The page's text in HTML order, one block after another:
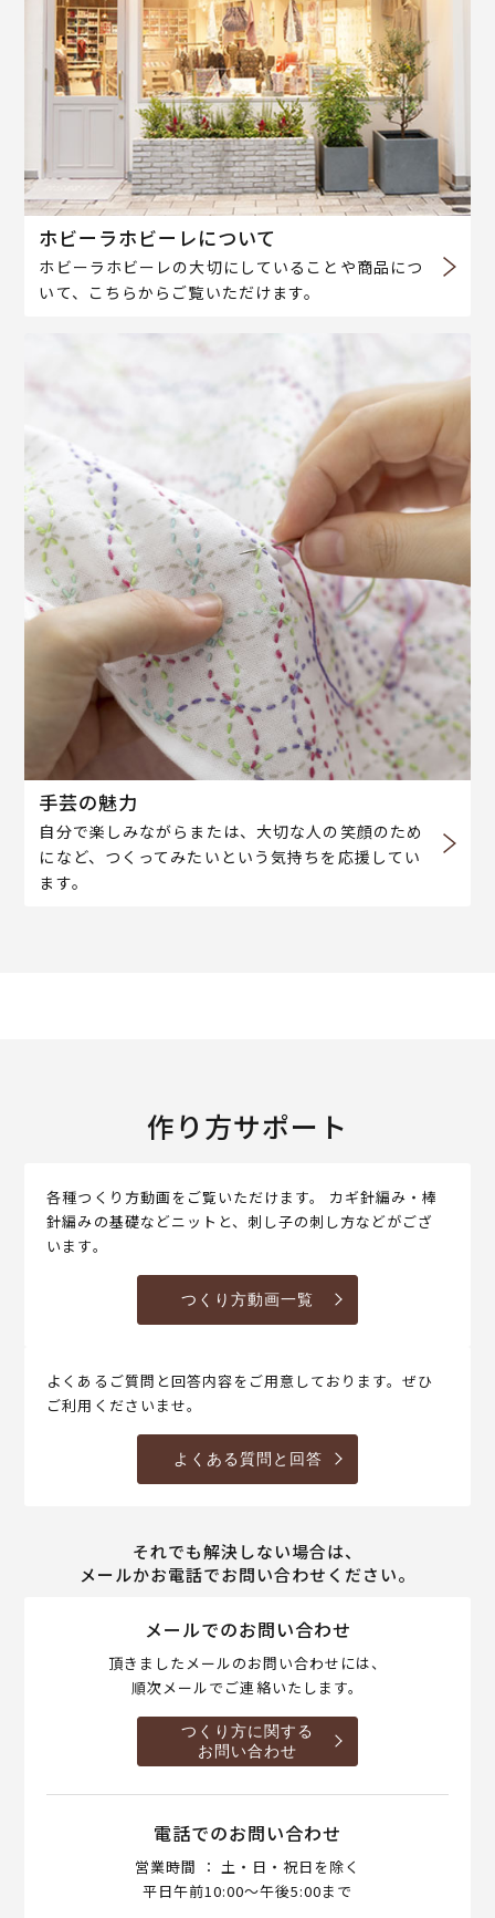
ホビーラホビーレについて
ホビーラホビーレの大切にしていることや商品につ
いて、こちらからご覧いただけます。
手芸の魅力
自分で楽しみながらまたは、大切な人の笑顔のため
になど、つくってみたいという気持ちを応援してい
ます。
作り方サポート
各種つくり方動画をご覧いただけます。 カギ針編み・棒
針編みの基礎などニットと、刺し子の刺し方などがござ
います。
つくり方動画一覧
よくあるご質問と回答内容をご用意しております。ぜひ
ご利用くださいませ。
よくある質問と回答
それでも解決しない場合は、
メールかお電話でお問い合わせください。
メールでのお問い合わせ
頂きましたメールのお問い合わせには、
順次メールでご連絡いたします。
つくり方に関する
お問い合わせ
電話でのお問い合わせ
営業時間 ： 土・日・祝日を除く
平日午前10:00～午後5:00まで